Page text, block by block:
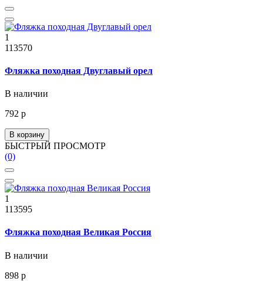
1
113570
Фляжка походная Двуглавый орел
В наличии
792 р
В корзину
БЫСТРЫЙ ПРОСМОТР
(0)
1
113595
Фляжка походная Великая Россия
В наличии
898 р